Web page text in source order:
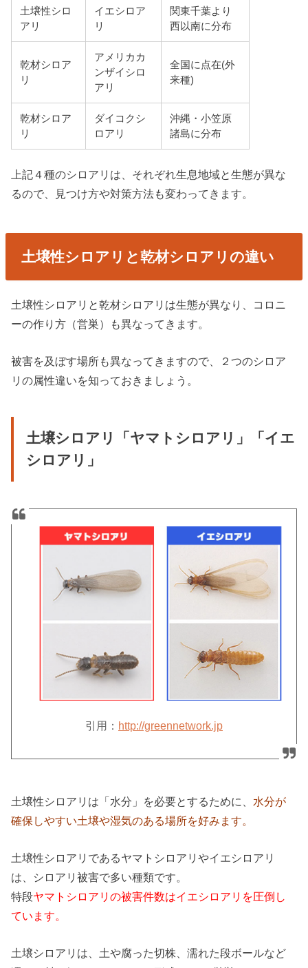
土壌性シロ
アリ
イエシロア
リ
関東千葉より
西以南に分布
乾材シロア
リ
アメリカカ
ンザイシロ
アリ
全国に点在(外
来種)
乾材シロア
リ
ダイコクシ
ロアリ
沖縄・小笠原
諸島に分布
上記４種のシロアリは、それぞれ生息地域と生態が異な
るので、見つけ方や対策方法も変わってきます。
土壌性シロアリと乾材シロアリの違い
土壌性シロアリと乾材シロアリは生態が異なり、コロニ
ーの作り方（営巣）も異なってきます。
被害を及ぼす場所も異なってきますので、２つのシロア
リの属性違いを知っておきましょう。
土壌シロアリ「ヤマトシロアリ」「イエ
シロアリ」
引用： http://greennetwork.jp
土壌性シロアリは「水分」を必要とするために、 水分が
確保しやすい土壌や湿気のある場所を好みます。
土壌性シロアリであるヤマトシロアリやイエシロアリ
は、シロアリ被害で多い種類です。
特段ヤマトシロアリの被害件数はイエシロアリを圧倒し
ています。
土壌シロアリは、土や腐った切株、濡れた段ボールなど